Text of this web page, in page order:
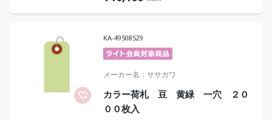
KA-49508529
メーカー名 ササガワ
カラー荷札 豆 黄緑 一穴 ２０
００枚入